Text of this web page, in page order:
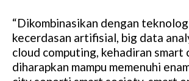
“Dikombinasikan dengan
kecerdasan artifisial, big data
cloud computing, kehadiran smart
diharapkan mampu memenuhi